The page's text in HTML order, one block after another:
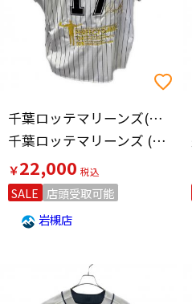
千葉ロッテマリーンズ(チバロッテマリーンズ)
千葉ロッテマリーンズ (チバロッテマリーンズ) 2022年完全試合記念ユニフォーム 【17】佐々木朗希
￥22,000
SALE 店頭受取可能
岩槻店